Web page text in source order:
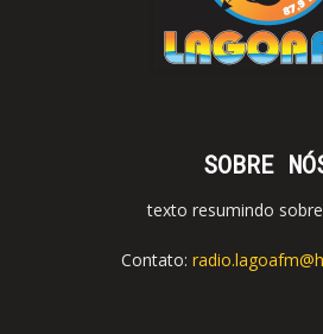
SOBRE
texto resumindo
Contato: